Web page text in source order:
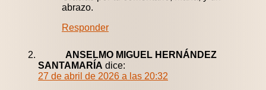
abrazo.
Responder
ANSELMO MIGUEL HERNÁNDEZ
SANTAMARÍA dice:
27 de abril de 2026 a las 20:32